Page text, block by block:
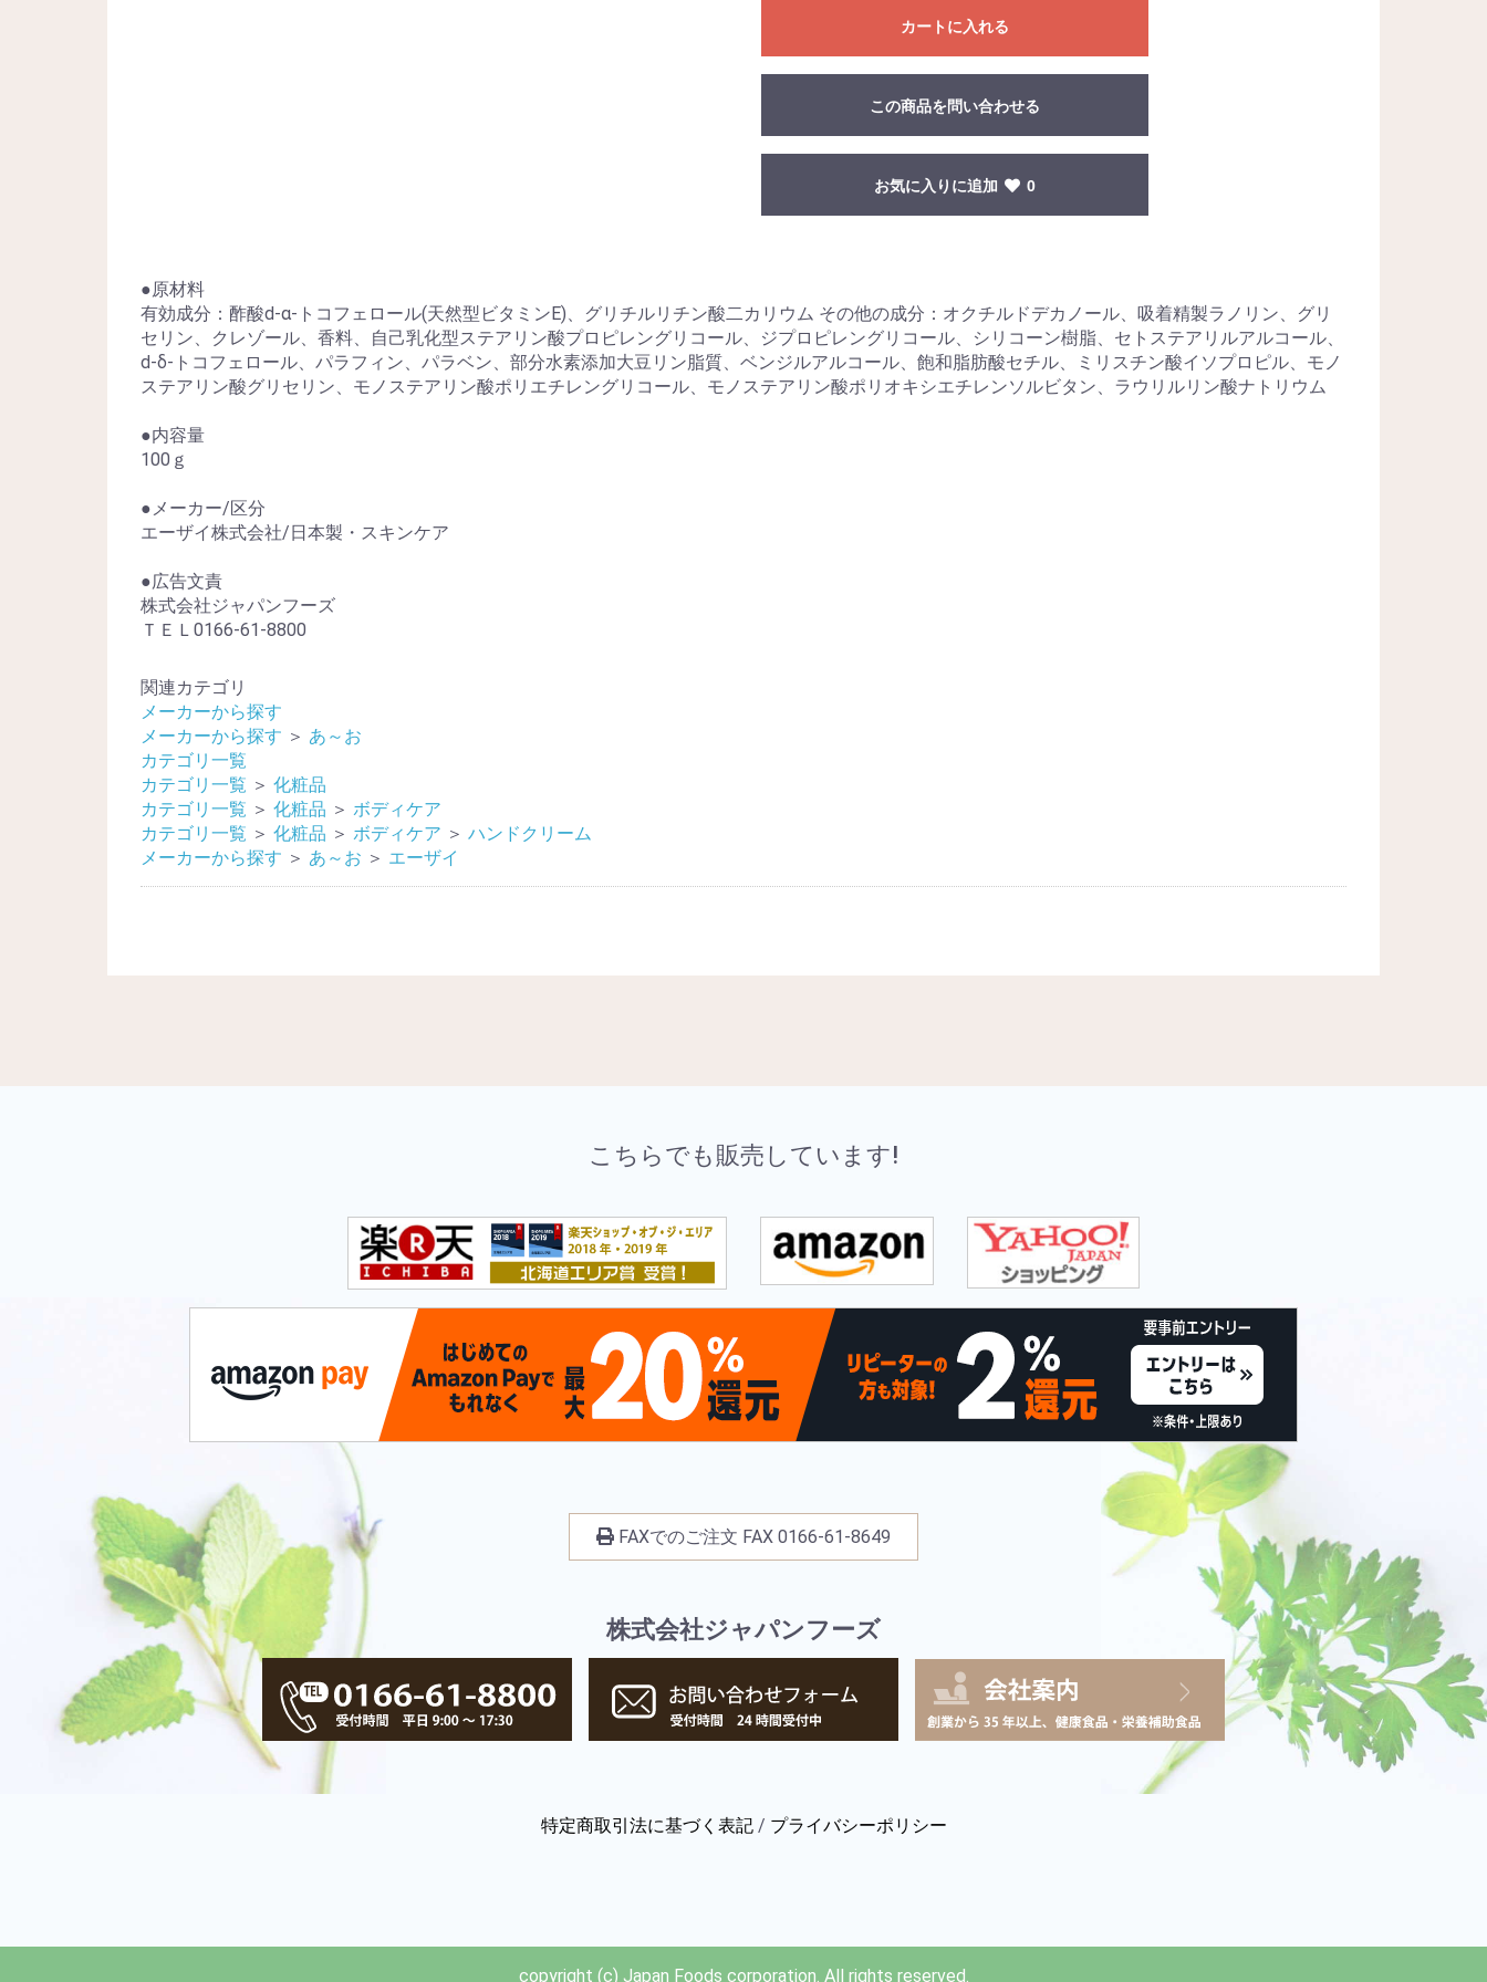
カートに入れる
この商品を問い合わせる
お気に入りに追加 0
●原材料
有効成分：酢酸d-α-トコフェロール(天然型ビタミンE)、グリチルリチン酸二カリウム その他の成分：オクチルドデカノール、吸着精製ラノリン、グリ
セリン、クレゾール、香料、自己乳化型ステアリン酸プロピレングリコール、ジプロピレングリコール、シリコーン樹脂、セトステアリルアルコール、
d-δ-トコフェロール、パラフィン、パラベン、部分水素添加大豆リン脂質、ベンジルアルコール、飽和脂肪酸セチル、ミリスチン酸イソプロピル、モノ
ステアリン酸グリセリン、モノステアリン酸ポリエチレングリコール、モノステアリン酸ポリオキシエチレンソルビタン、ラウリルリン酸ナトリウム
●内容量
100ｇ
●メーカー/区分
エーザイ株式会社/日本製・スキンケア
●広告文責
株式会社ジャパンフーズ
ＴＥＬ0166-61-8800
関連カテゴリ
メーカーから探す
メーカーから探す ＞ あ～お
カテゴリ一覧
カテゴリ一覧 ＞ 化粧品
カテゴリ一覧 ＞ 化粧品 ＞ ボディケア
カテゴリ一覧 ＞ 化粧品 ＞ ボディケア ＞ ハンドクリーム
メーカーから探す ＞ あ～お ＞ エーザイ
こちらでも販売しています!
FAXでのご注文 FAX 0166-61-8649
株式会社ジャパンフーズ
特定商取引法に基づく表記/ プライバシーポリシー
copyright (c) Japan Foods corporation. All rights reserved.